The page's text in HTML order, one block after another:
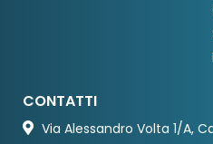
CONTATTI
Via Alessandro Volta 1/A,